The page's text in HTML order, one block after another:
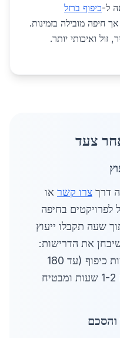
כיפוף ברזל
חיפה מובילה בזמינות.
זול ואיכותי יותר.
צעד
דרך צרו קשר או
לפרויקטים בחיפה
24/7 בשנת 2026. תוך שעה תקבלו ייעוץ
את הדרישות:
קוטר ברזל (8-40 מ"מ), זוויות כיפוף (עד 180
מעלות) וכמות. שלב זה לוקח 1-2 שעות ומבטיח